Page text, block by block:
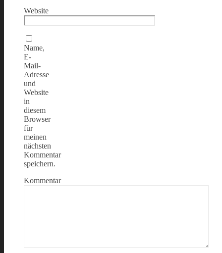
Website
Name,
E-
Mail-
Adresse
und
Website
in
diesem
Browser
für
meinen
nächsten
Kommentar
speichern.
Kommentar